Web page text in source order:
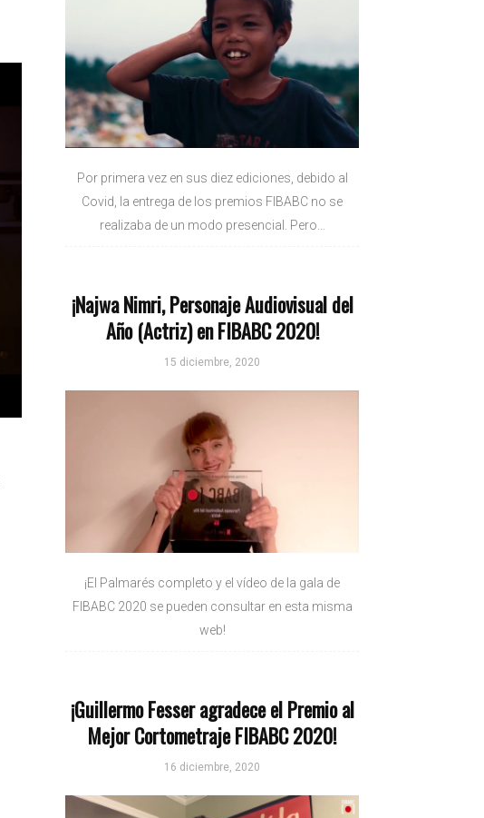
Por primera vez en sus diez ediciones, debido al
Covid, la entrega de los premios FIBABC no se
realizaba de un modo presencial. Pero...
¡Najwa Nimri, Personaje Audiovisual del
Año (Actriz) en FIBABC 2020!
15 diciembre, 2020
¡El Palmarés completo y el vídeo de la gala de
FIBABC 2020 se pueden consultar en esta misma
web!
¡Guillermo Fesser agradece el Premio al
Mejor Cortometraje FIBABC 2020!
16 diciembre, 2020